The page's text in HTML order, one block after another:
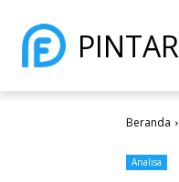
PINTAR
Beranda
Analisa